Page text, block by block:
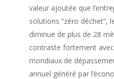
valeur ajoutée que
solutions “zéro déchet”,
diminue de plus de 28
contraste fortement
mondiaux de
annuel généré par